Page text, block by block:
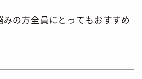
の方全員にとってもおすすめ